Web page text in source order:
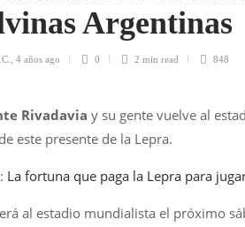
Argentinas
4 años ago 0 2 min read 848
Rivadavia y su gente vuelve al
este presente de la Lepra.
La fortuna que paga la Lepra para
al estadio mundialista el próximo